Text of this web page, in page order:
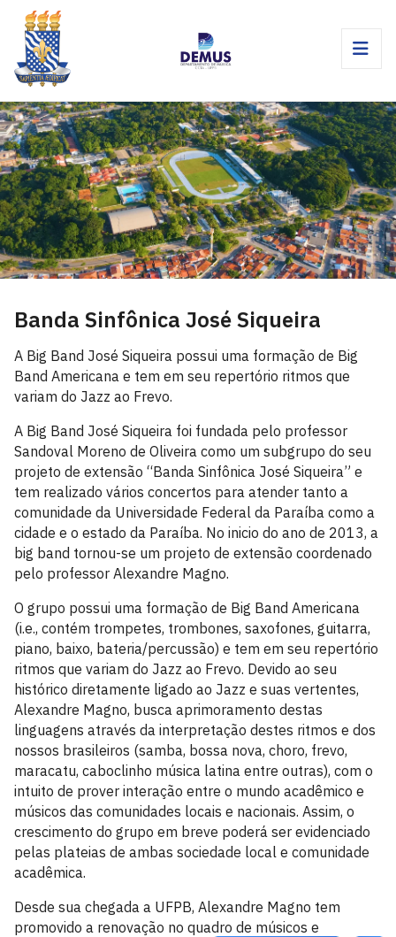
Banda Sinfônica José Siqueira
A Big Band José Siqueira possui uma formação de Big
Band Americana e tem em seu repertório ritmos que
variam do Jazz ao Frevo.
A Big Band José Siqueira foi fundada pelo professor
Sandoval Moreno de Oliveira como um subgrupo do seu
projeto de extensão “Banda Sinfônica José Siqueira” e
tem realizado vários concertos para atender tanto a
comunidade da Universidade Federal da Paraíba como a
cidade e o estado da Paraíba. No inicio do ano de 2013, a
big band tornou-se um projeto de extensão coordenado
pelo professor Alexandre Magno.
O grupo possui uma formação de Big Band Americana
(i.e., contém trompetes, trombones, saxofones, guitarra,
piano, baixo, bateria/percussão) e tem em seu repertório
ritmos que variam do Jazz ao Frevo. Devido ao seu
histórico diretamente ligado ao Jazz e suas vertentes,
Alexandre Magno, busca aprimoramento destas
linguagens através da interpretação destes ritmos e dos
nossos brasileiros (samba, bossa nova, choro, frevo,
maracatu, caboclinho música latina entre outras), com o
intuito de prover interação entre o mundo acadêmico e
músicos das comunidades locais e nacionais. Assim, o
crescimento do grupo em breve poderá ser evidenciado
pelas plateias de ambas sociedade local e comunidade
acadêmica.
Desde sua chegada a UFPB, Alexandre Magno tem
promovido a renovação no quadro de músicos e